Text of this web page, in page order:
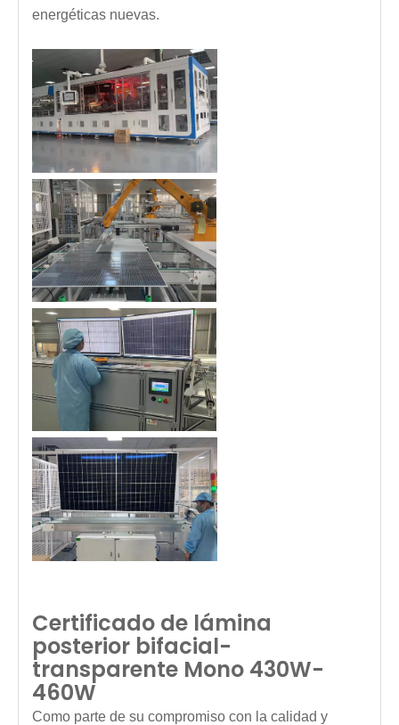
energéticas nuevas.
Certificado de lámina
posterior bifacial-
transparente Mono 430W-
460W
Como parte de su compromiso con la calidad y